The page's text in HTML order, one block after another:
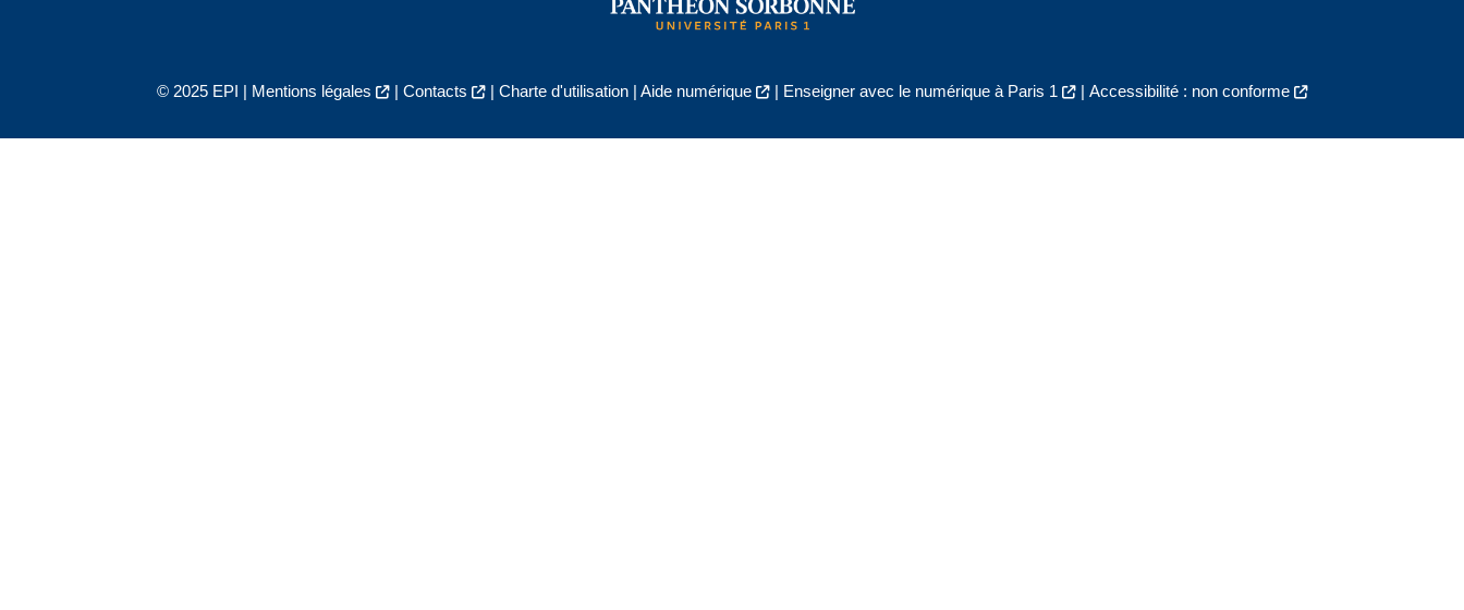
© 2025 EPI | Mentions légales | Contacts | Charte d'utilisation| Aide numérique | Enseigner avec le numérique à Paris 1 | Accessibilité : non conforme